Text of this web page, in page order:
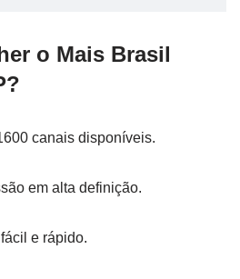
o Mais Brasil
canais disponíveis.
em alta definição.
e rápido.